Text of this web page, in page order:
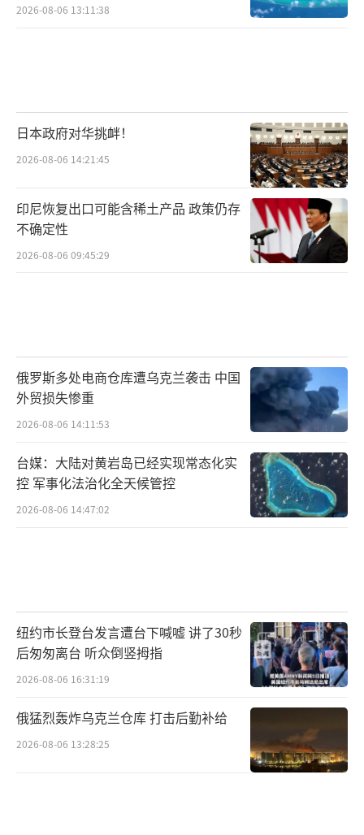
2026-08-06 13:11:38
日本政府对华挑衅！
2026-08-06 14:21:45
印尼恢复出口可能含稀土产品 政策仍存
不确定性
2026-08-06 09:45:29
俄罗斯多处电商仓库遭乌克兰袭击 中国
外贸损失惨重
2026-08-06 14:11:53
台媒：大陆对黄岩岛已经实现常态化实
控 军事化法治化全天候管控
2026-08-06 14:47:02
纽约市长登台发言遭台下喊嘘 讲了30秒
后匆匆离台 听众倒竖拇指
2026-08-06 16:31:19
俄猛烈轰炸乌克兰仓库 打击后勤补给
2026-08-06 13:28:25